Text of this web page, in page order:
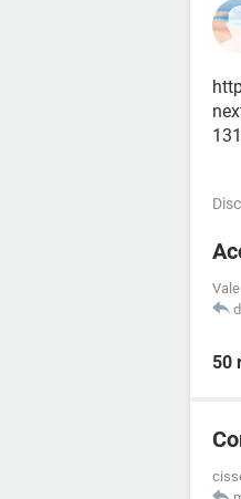
Vale
50